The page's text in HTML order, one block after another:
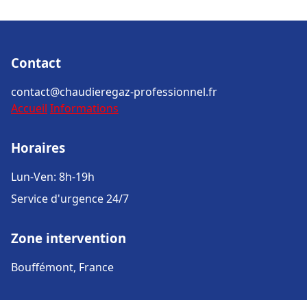
Contact
contact@chaudieregaz-professionnel.fr
Accueil Informations
Horaires
Lun-Ven: 8h-19h
Service d'urgence 24/7
Zone intervention
Bouffémont, France